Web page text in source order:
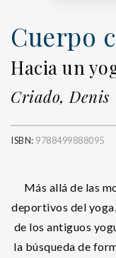
Cuerpo
Hacia un
Criado, Denis
ISBN: 9788499888095
Más allá de las
deportivos del
de los antiguos
la búsqueda de